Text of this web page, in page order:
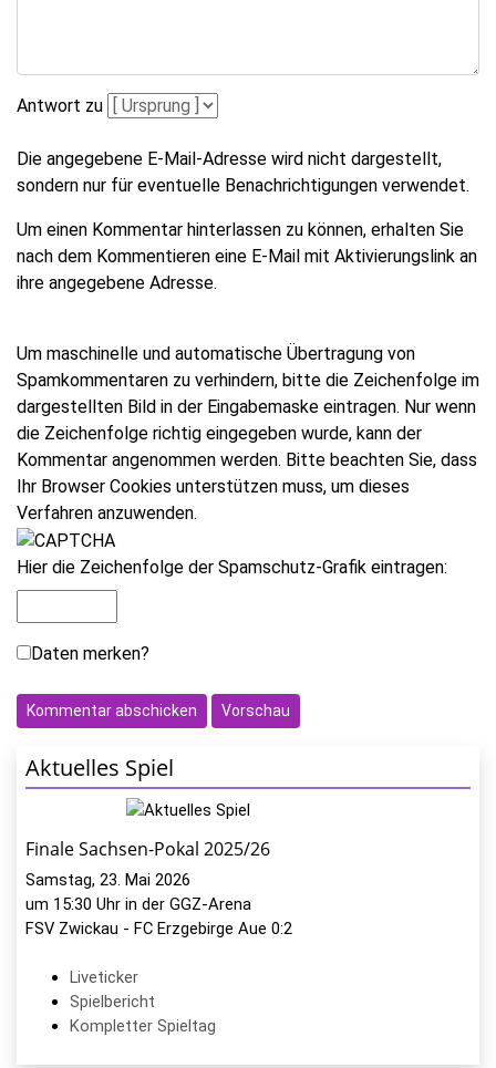
Antwort zu
Die angegebene E-Mail-Adresse wird nicht dargestellt,
sondern nur für eventuelle Benachrichtigungen verwendet.
Um einen Kommentar hinterlassen zu können, erhalten Sie
nach dem Kommentieren eine E-Mail mit Aktivierungslink an
ihre angegebene Adresse.
Um maschinelle und automatische Übertragung von
Spamkommentaren zu verhindern, bitte die Zeichenfolge im
dargestellten Bild in der Eingabemaske eintragen. Nur wenn
die Zeichenfolge richtig eingegeben wurde, kann der
Kommentar angenommen werden. Bitte beachten Sie, dass
Ihr Browser Cookies unterstützen muss, um dieses
Verfahren anzuwenden.
Hier die Zeichenfolge der Spamschutz-Grafik eintragen:
Daten merken?
Aktuelles Spiel
Finale Sachsen-Pokal 2025/26
Samstag, 23. Mai 2026
um 15:30 Uhr in der GGZ-Arena
FSV Zwickau - FC Erzgebirge Aue 0:2
Liveticker
Spielbericht
Kompletter Spieltag